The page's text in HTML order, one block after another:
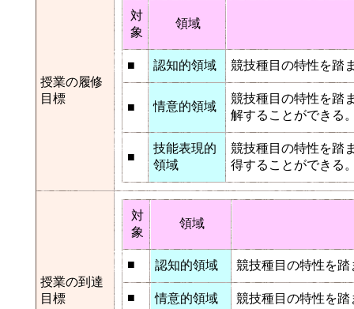
授業の履修
目標
対
象
領域
■ 認知的領域 競技種目の特性を踏
■ 情意的領域
競技種目の特性を踏
解することができる
■
技能表現的
領域
競技種目の特性を踏
得することができる
授業の到達
目標
対
象
領域
■ 認知的領域 競技種目の特性を
■ 情意的領域
競技種目の特性を